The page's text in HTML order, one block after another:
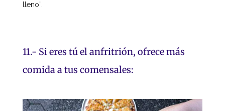
lleno”.
11.- Si eres tú el anfritrión, ofrece más
comida a tus comensales: